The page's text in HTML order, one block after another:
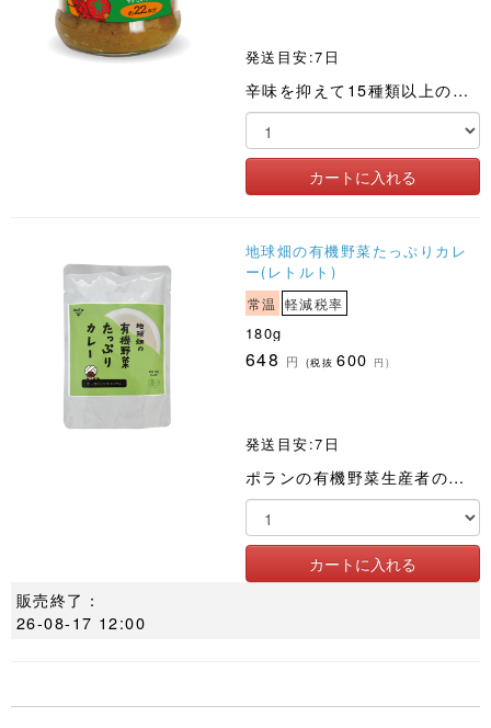
発送目安:7日
辛味を抑えて15種類以上のスパイスをブレンドしました
地球畑の有機野菜たっぷりカレ
ー(レトルト)
常温 軽減税率
180g
648 円 (税抜600 円)
発送目安:7日
ポランの有機野菜生産者のひとつ「かごしま有機生産組合」の野菜をふんだんに使った有機レトルトカレーです
販売終了：
26-08-17 12:00